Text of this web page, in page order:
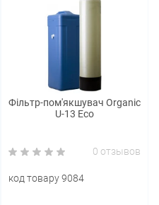
Фільтр-пом'якшувач Organic
U-13 Eco
0 отзывов
код товару 9084